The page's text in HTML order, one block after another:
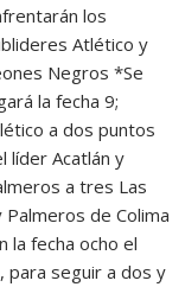
los
Atlético y
Negros *Se
la fecha 9;
a dos puntos
líder Acatlán y
a tres Las
de Colima
la fecha ocho el
para seguir a dos y